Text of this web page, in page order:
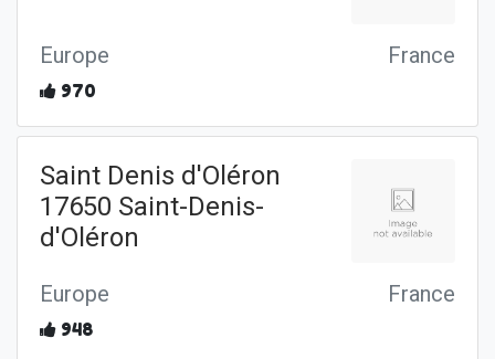
Europe France
970
Saint Denis d'Oléron
17650 Saint-Denis-
d'Oléron
Europe France
948